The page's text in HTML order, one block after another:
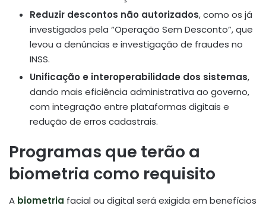
Reduzir descontos não autorizados, como os já
investigados pela “Operação Sem Desconto”, que
levou a denúncias e investigação de fraudes no
INSS.
Unificação e interoperabilidade dos sistemas,
dando mais eficiência administrativa ao governo,
com integração entre plataformas digitais e
redução de erros cadastrais.
Programas que terão a
biometria como requisito
A biometria facial ou digital será exigida em benefícios